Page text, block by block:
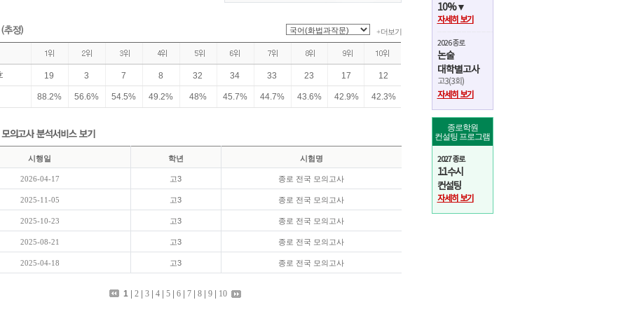
표준점수
(수능지수)
147 137 127 117 106 92 81 75 71
백분위
100 96 89 77 61 40 23 11 4
표준점수
(수능지수)
백분위
(수능지수)
23 11
원점수 100 90 80 70 60 50 40 30
20
표준점수
(수능지수)
백분위
(수능지수)
-
92 86 77 65
+ 더보기
19 3 7 8 32 34 33 23 17 12
88.2% 56.6% 54.5% 49.2% 48% 45.7% 44.7% 43.6% 42.9% 42.3%
시행일 학년 시험명
2026-04-17 고3 종로 전국 모의고사
2025-11-05 고3 종로 전국 모의고사
2025-10-23 고3 종로 전국 모의고사
2025-08-21 고3 종로 전국 모의고사
2025-04-18 고3 종로 전국 모의고사
1 2 3 4 5 6 7 8 9 10
10%▼
자세히 보기
2026 종로
논술
대학별고사
고3(3회)
자세히 보기
종로학원
컨설팅 프로그램
2027 종로
1:1 수시
컨설팅
자세히 보기